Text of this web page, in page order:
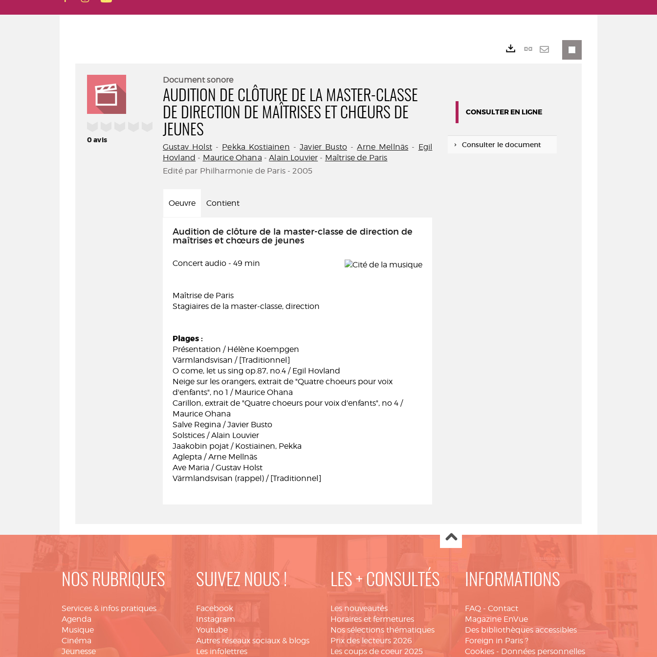
0avis
Document sonore
AUDITION DE CLÔTURE DE LA MASTER-CLASSE
DE DIRECTION DE MAÎTRISES ET CHŒURS DE
JEUNES
Gustav Holst- Pekka Kostiainen -Javier Busto -Arne Mellnäs - Egil
Hovland - Maurice Ohana -Alain Louvier - Maîtrise de Paris
Edité par Philharmonie de Paris - 2005
Oeuvre Contient
Audition de clôture de la master-classe de direction de
maîtrises et chœurs de jeunes
Concert audio - 49 min
Maîtrise de Paris
Stagiaires de la master-classe, direction
Plages :
Présentation / Hélène Koempgen
Värmlandsvisan / [Traditionnel]
O come, let us sing op.87, no.4 / Egil Hovland
Neige sur les orangers, extrait de "Quatre choeurs pour voix
d'enfants", no 1 / Maurice Ohana
Carillon, extrait de "Quatre choeurs pour voix d'enfants", no 4 /
Maurice Ohana
Salve Regina / Javier Busto
Solstices / Alain Louvier
Jaakobin pojat / Kostiainen, Pekka
Aglepta / Arne Mellnäs
Ave Maria / Gustav Holst
Värmlandsvisan (rappel) / [Traditionnel]
Lien
CONSULTER EN LIGNE
Consulter le document
NOS RUBRIQUES
Services & infos pratiques
Agenda
Musique
Cinéma
Jeunesse
SUIVEZ NOUS !
Facebook
Instagram
Youtube
Autres réseaux sociaux & blogs
Les infolettres
LES + CONSULTÉS
Les nouveautés
Horaires et fermetures
Nos sélections thématiques
Prix des lecteurs 2026
Les coups de coeur 2025
INFORMATIONS
FAQ - Contact
Magazine EnVue
Des bibliothèques accessibles
Foreign in Paris ?
Cookies - Données personnelles